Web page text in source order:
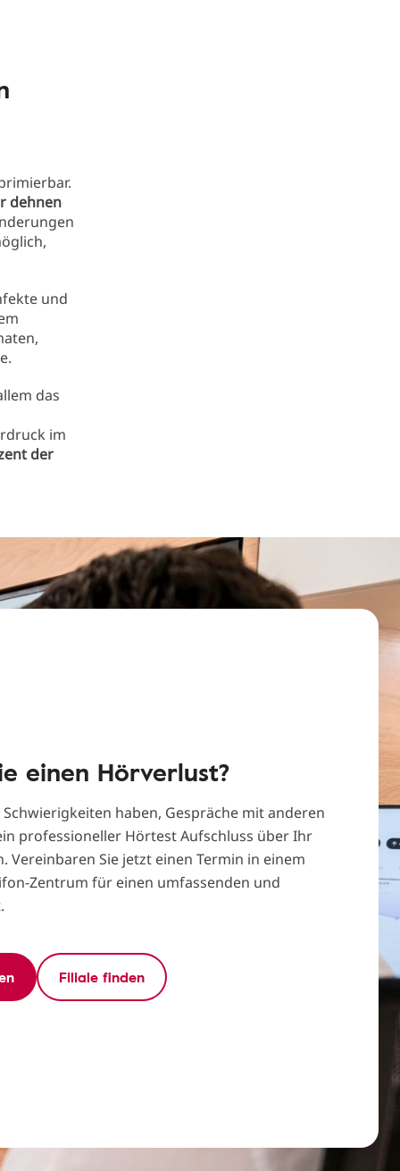
dehnen
und
das
im
der
einen Hörverlust?
haben, Gespräche mit anderen
professioneller Hörtest Aufschluss über Ihr
Vereinbaren Sie jetzt einen Termin in einem
Zentrum für einen umfassenden und
Filiale finden